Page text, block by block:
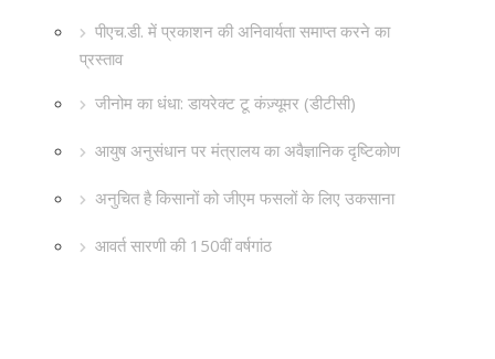
पीएच.डी. में प्रकाशन की अनिवार्यता समाप्त करने का
प्रस्ताव
जीनोम का धंधा: डायरेक्ट टू कंज़्यूमर (डीटीसी)
आयुष अनुसंधान पर मंत्रालय का अवैज्ञानिक दृष्टिकोण
अनुचित है किसानों को जीएम फसलों के लिए उकसाना
आवर्त सारणी की 150वीं वर्षगांठ